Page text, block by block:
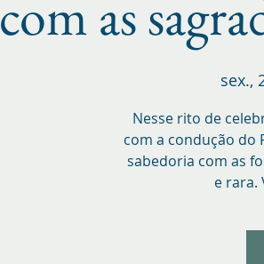
com as
sex.,
Nesse rito de
com a condução do
sabedoria com as
e rara.